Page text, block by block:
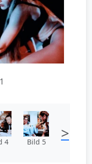
4 Bild 5 >